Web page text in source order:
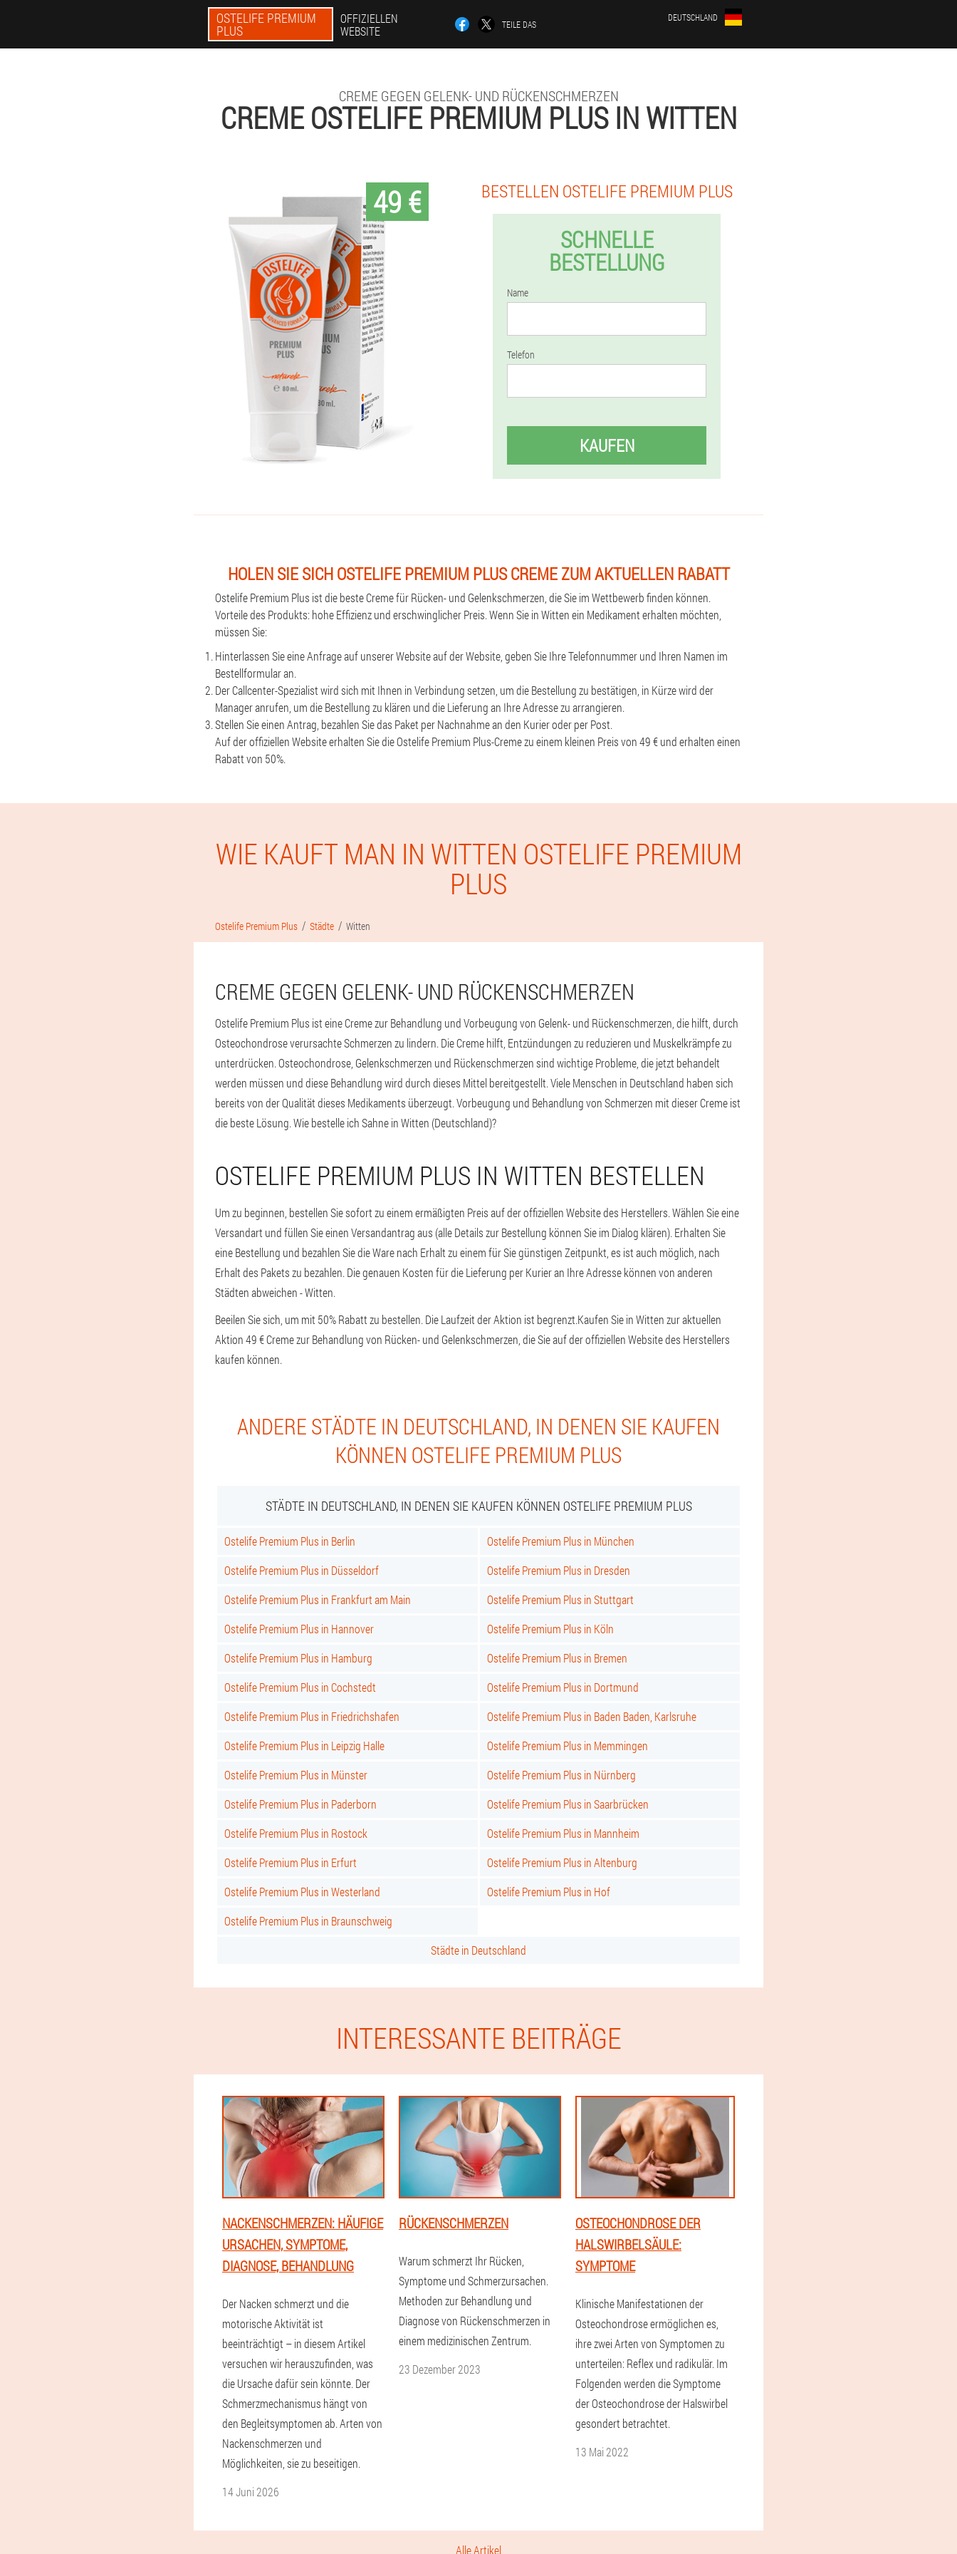
OSTELIFE PREMIUM
PLUS
OFFIZIELLEN
WEBSITE
TEILE DAS
DEUTSCHLAND
CREME GEGEN GELENK- UND RÜCKENSCHMERZEN
CREME OSTELIFE PREMIUM PLUS IN WITTEN
49 € BESTELLEN OSTELIFE PREMIUM PLUS
SCHNELLE
BESTELLUNG
Name
Telefon
KAUFEN
HOLEN SIE SICH OSTELIFE PREMIUM PLUS CREME ZUM AKTUELLEN RABATT
Ostelife Premium Plus ist die beste Creme für Rücken- und Gelenkschmerzen, die Sie im Wettbewerb finden können.
Vorteile des Produkts: hohe Effizienz und erschwinglicher Preis. Wenn Sie in Witten ein Medikament erhalten möchten,
müssen Sie:
Hinterlassen Sie eine Anfrage auf unserer Website auf der Website, geben Sie Ihre Telefonnummer und Ihren Namen im
Bestellformular an.
Der Callcenter-Spezialist wird sich mit Ihnen in Verbindung setzen, um die Bestellung zu bestätigen, in Kürze wird der
Manager anrufen, um die Bestellung zu klären und die Lieferung an Ihre Adresse zu arrangieren.
Stellen Sie einen Antrag, bezahlen Sie das Paket per Nachnahme an den Kurier oder per Post.
Auf der offiziellen Website erhalten Sie die Ostelife Premium Plus-Creme zu einem kleinen Preis von 49 € und erhalten einen
Rabatt von 50%.
WIE KAUFT MAN IN WITTEN OSTELIFE PREMIUM
PLUS
Ostelife Premium Plus Städte Witten
CREME GEGEN GELENK- UND RÜCKENSCHMERZEN
Ostelife Premium Plus ist eine Creme zur Behandlung und Vorbeugung von Gelenk- und Rückenschmerzen, die hilft, durch
Osteochondrose verursachte Schmerzen zu lindern. Die Creme hilft, Entzündungen zu reduzieren und Muskelkrämpfe zu
unterdrücken. Osteochondrose, Gelenkschmerzen und Rückenschmerzen sind wichtige Probleme, die jetzt behandelt
werden müssen und diese Behandlung wird durch dieses Mittel bereitgestellt. Viele Menschen in Deutschland haben sich
bereits von der Qualität dieses Medikaments überzeugt. Vorbeugung und Behandlung von Schmerzen mit dieser Creme ist
die beste Lösung. Wie bestelle ich Sahne in Witten (Deutschland)?
OSTELIFE PREMIUM PLUS IN WITTEN BESTELLEN
Um zu beginnen, bestellen Sie sofort zu einem ermäßigten Preis auf der offiziellen Website des Herstellers. Wählen Sie eine
Versandart und füllen Sie einen Versandantrag aus (alle Details zur Bestellung können Sie im Dialog klären). Erhalten Sie
eine Bestellung und bezahlen Sie die Ware nach Erhalt zu einem für Sie günstigen Zeitpunkt, es ist auch möglich, nach
Erhalt des Pakets zu bezahlen. Die genauen Kosten für die Lieferung per Kurier an Ihre Adresse können von anderen
Städten abweichen - Witten.
Beeilen Sie sich, um mit 50% Rabatt zu bestellen. Die Laufzeit der Aktion ist begrenzt.Kaufen Sie in Witten zur aktuellen
Aktion 49 € Creme zur Behandlung von Rücken- und Gelenkschmerzen, die Sie auf der offiziellen Website des Herstellers
kaufen können.
ANDERE STÄDTE IN DEUTSCHLAND, IN DENEN SIE KAUFEN
KÖNNEN OSTELIFE PREMIUM PLUS
STÄDTE IN DEUTSCHLAND, IN DENEN SIE KAUFEN KÖNNEN OSTELIFE PREMIUM PLUS
Ostelife Premium Plus in Berlin
Ostelife Premium Plus in München
Ostelife Premium Plus in Düsseldorf
Ostelife Premium Plus in Dresden
Ostelife Premium Plus in Frankfurt am Main
Ostelife Premium Plus in Stuttgart
Ostelife Premium Plus in Hannover
Ostelife Premium Plus in Köln
Ostelife Premium Plus in Hamburg
Ostelife Premium Plus in Bremen
Ostelife Premium Plus in Cochstedt
Ostelife Premium Plus in Dortmund
Ostelife Premium Plus in Friedrichshafen
Ostelife Premium Plus in Baden Baden, Karlsruhe
Ostelife Premium Plus in Leipzig Halle
Ostelife Premium Plus in Memmingen
Ostelife Premium Plus in Münster
Ostelife Premium Plus in Nürnberg
Ostelife Premium Plus in Paderborn
Ostelife Premium Plus in Saarbrücken
Ostelife Premium Plus in Rostock
Ostelife Premium Plus in Mannheim
Ostelife Premium Plus in Erfurt
Ostelife Premium Plus in Altenburg
Ostelife Premium Plus in Westerland
Ostelife Premium Plus in Hof
Ostelife Premium Plus in Braunschweig
Städte in Deutschland
INTERESSANTE BEITRÄGE
NACKENSCHMERZEN: HÄUFIGE
URSACHEN, SYMPTOME,
DIAGNOSE, BEHANDLUNG
Der Nacken schmerzt und die
motorische Aktivität ist
beeinträchtigt – in diesem Artikel
versuchen wir herauszufinden, was
die Ursache dafür sein könnte. Der
Schmerzmechanismus hängt von
den Begleitsymptomen ab. Arten von
Nackenschmerzen und
Möglichkeiten, sie zu beseitigen.
14 Juni 2026
RÜCKENSCHMERZEN
Warum schmerzt Ihr Rücken,
Symptome und Schmerzursachen.
Methoden zur Behandlung und
Diagnose von Rückenschmerzen in
einem medizinischen Zentrum.
23 Dezember 2023
OSTEOCHONDROSE DER
HALSWIRBELSÄULE:
SYMPTOME
Klinische Manifestationen der
Osteochondrose ermöglichen es,
ihre zwei Arten von Symptomen zu
unterteilen: Reflex und radikulär. Im
Folgenden werden die Symptome
der Osteochondrose der Halswirbel
gesondert betrachtet.
13 Mai 2022
Alle Artikel